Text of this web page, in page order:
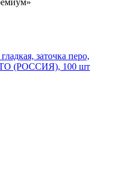
заточка перо,
(РОССИЯ), 100 шт